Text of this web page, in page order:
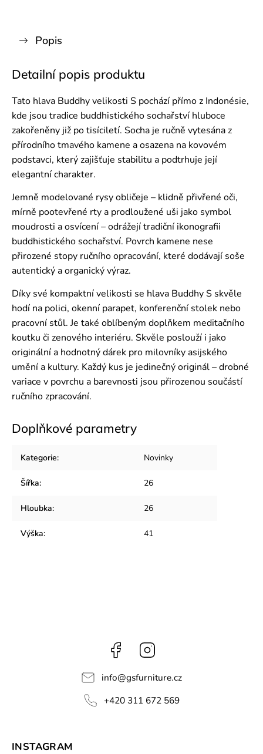
Popis
Detailní popis produktu
Tato hlava Buddhy velikosti S pochází přímo z Indonésie,
kde jsou tradice buddhistického sochařství hluboce
zakořeněny již po tisíciletí. Socha je ručně vytesána z
přírodního tmavého kamene a osazena na kovovém
podstavci, který zajišťuje stabilitu a podtrhuje její
elegantní charakter.
Jemně modelované rysy obličeje – klidně přivřené oči,
mírně pootevřené rty a prodloužené uši jako symbol
moudrosti a osvícení – odrážejí tradiční ikonografii
buddhistického sochařství. Povrch kamene nese
přirozené stopy ručního opracování, které dodávají soše
autentický a organický výraz.
Díky své kompaktní velikosti se hlava Buddhy S skvěle
hodí na polici, okenní parapet, konferenční stolek nebo
pracovní stůl. Je také oblíbeným doplňkem meditačního
koutku či zenového interiéru. Skvěle poslouží i jako
originální a hodnotný dárek pro milovníky asijského
umění a kultury. Každý kus je jedinečný originál – drobné
variace v povrchu a barevnosti jsou přirozenou součástí
ručního zpracování.
Doplňkové parametry
Kategorie: Novinky
Šířka: 26
Hloubka: 26
Výška: 41
Facebook
info@gsfurniture.cz
+420 311 672 569
INSTAGRAM